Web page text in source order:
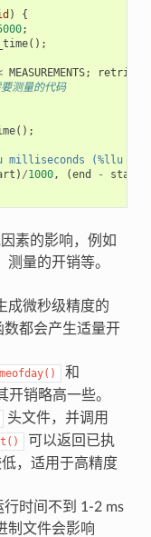
)
{
;
();
MEASUREMENTS; retries
测量的代码
();
(%llu
) /1000, (end - start
素的影响，例如
测量的开销等。
成微秒级精度的
数都会产生适量开
和
开销略高一些。
头文件，并调用
可以返回已执
，适用于高精度
行时间不到 1-2 ms
制文件会影响